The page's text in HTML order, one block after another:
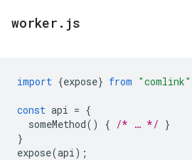
worker . js
import {expose} from "comlink"
const api = {
someMethod() { /* … */ }
}
expose(api);